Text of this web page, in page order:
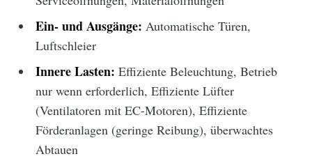
Ein- und Ausgänge: Automatische Türen,
Luftschleier
Innere Lasten: Effiziente Beleuchtung, Betrieb
nur wenn erforderlich, Effiziente Lüfter
(Ventilatoren mit EC-Motoren), Effiziente
Förderanlagen (geringe Reibung), überwachtes
Abtauen